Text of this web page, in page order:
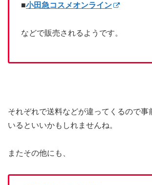
■小田急コスメオンライン
などで販売されるようです。
それぞれで送料などが違ってくるので事
いるといいかもしれませんね。
またその他にも、